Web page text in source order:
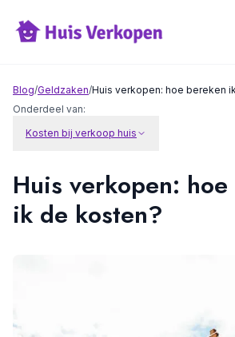
Blog/Geldzaken/Huis verkopen: hoe bereken
Onderdeel van:
Kosten bij verkoop huis
Huis verkopen:
ik de kosten?